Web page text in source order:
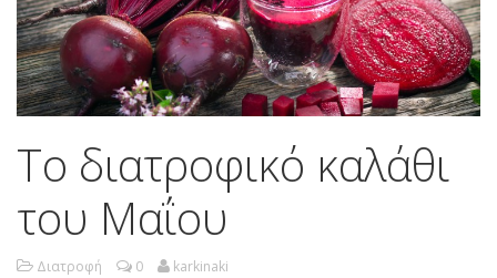
Το διατροφικό καλάθι
του Μαΐου
Διατροφή 0 karkinaki